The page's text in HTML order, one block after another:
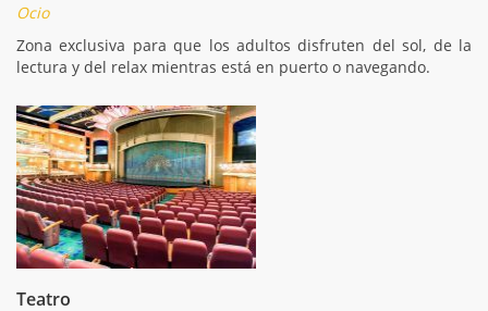
Ocio
Zona exclusiva para que los adultos disfruten del sol, de la
lectura y del relax mientras está en puerto o navegando.
Teatro